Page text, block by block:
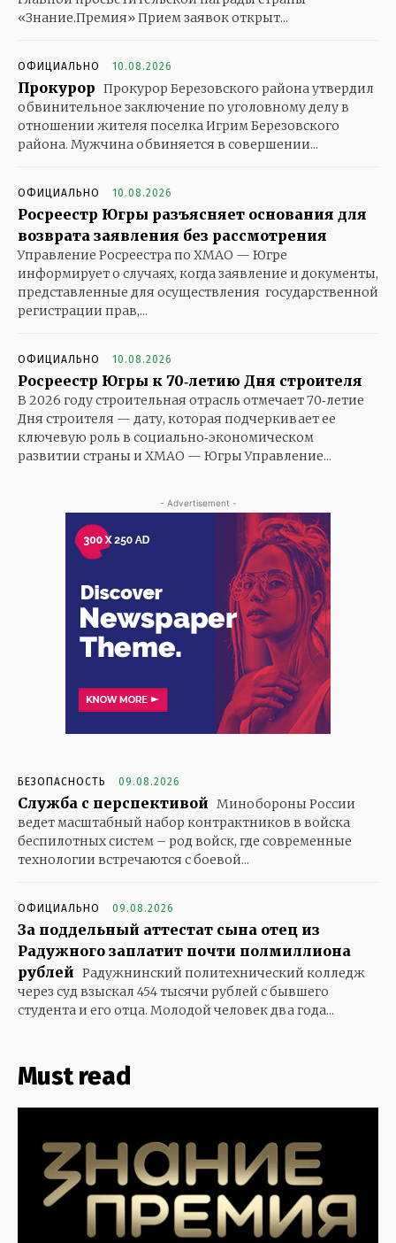
«Знание.Премия» Прием заявок открыт...
ОФИЦИАЛЬНО 10.08.2026
Прокурор Прокурор Березовского района утвердил
обвинительное заключение по уголовному делу в
отношении жителя поселка Игрим Березовского
района. Мужчина обвиняется в совершении...
ОФИЦИАЛЬНО 10.08.2026
Росреестр Югры разъясняет основания для
возврата заявления без рассмотрения
Управление Росреестра по ХМАО — Югре
информирует о случаях, когда заявление и документы,
представленные для осуществления государственной
регистрации прав,...
ОФИЦИАЛЬНО 10.08.2026
Росреестр Югры к 70‑летию Дня строителя
В 2026 году строительная отрасль отмечает 70‑летие
Дня строителя — дату, которая подчеркивает ее
ключевую роль в социально‑экономическом
развитии страны и ХМАО — Югры Управление...
- Advertisement -
БЕЗОПАСНОСТЬ 09.08.2026
Служба с перспективой Минобороны России
ведет масштабный набор контрактников в войска
беспилотных систем – род войск, где современные
технологии встречаются с боевой...
ОФИЦИАЛЬНО 09.08.2026
За поддельный аттестат сына отец из
Радужного заплатит почти полмиллиона
рублей Радужнинский политехнический колледж
через суд взыскал 454 тысячи рублей с бывшего
студента и его отца. Молодой человек два года...
Must read